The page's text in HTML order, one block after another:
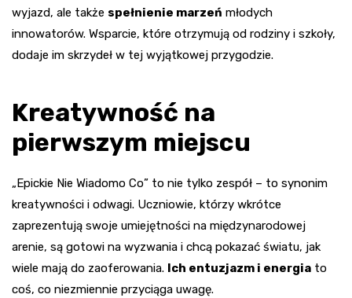
wyjazd, ale także spełnienie marzeń młodych
innowatorów. Wsparcie, które otrzymują od rodziny i szkoły,
dodaje im skrzydeł w tej wyjątkowej przygodzie.
Kreatywność na
pierwszym miejscu
„Epickie Nie Wiadomo Co” to nie tylko zespół – to synonim
kreatywności i odwagi. Uczniowie, którzy wkrótce
zaprezentują swoje umiejętności na międzynarodowej
arenie, są gotowi na wyzwania i chcą pokazać światu, jak
wiele mają do zaoferowania. Ich entuzjazm i energia to
coś, co niezmiennie przyciąga uwagę.